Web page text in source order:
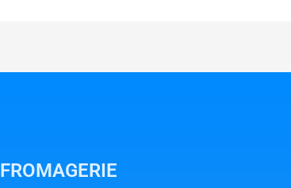
FROMAGERIE